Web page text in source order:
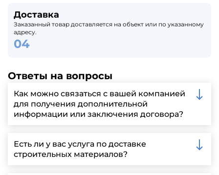
Доставка
Заказанный товар доставляется на объект или по указанному
адресу.
Ответы на вопросы
Как можно связаться с вашей компанией
для получения дополнительной
информации или заключения договора?
запрос через нашу официальную почту или
заполнить форму на нашем сайте для более
детальной информации и организации встречи.
Есть ли у вас услуга по доставке
строительных материалов?